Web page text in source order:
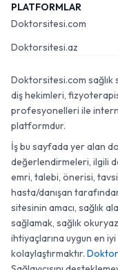
PLATFORMLAR
Doktorsitesi.com
Doktorsitesi.az
Doktorsitesi.com sağlık
diş hekimleri,
profesyonelleri ile
platformdur.
İş bu sayfada yer alan
değerlendirmeleri, ilgili
emri, talebi, önerisi,
hasta/danışan
sitesinin amacı, sağlık
sağlamak, sağlık
ihtiyaçlarına uygun en
kolaylaştırmaktır.